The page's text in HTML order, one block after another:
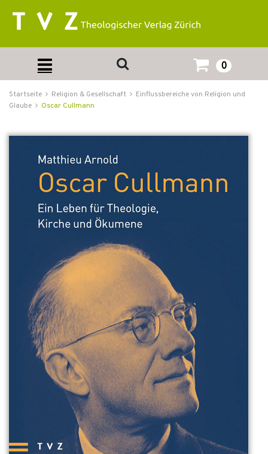
0
Startseite Religion & Gesellschaft
Einflussbereiche von Religion und
Glaube
Oscar Cullmann